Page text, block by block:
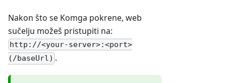
Nakon što se Komga pokrene, web
sučelju možeš pristupiti na:
http://<your-server>:<port>
(/baseUrl) .